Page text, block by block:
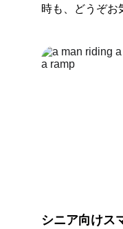
時も、どうぞお
シニア向けス